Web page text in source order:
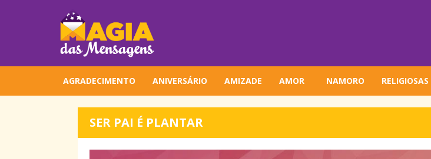
AGRADECIMENTO ANIVERSÁRIO AMIZADE AMOR NAMORO RELIGIOSAS
SER PAI É PLANTAR